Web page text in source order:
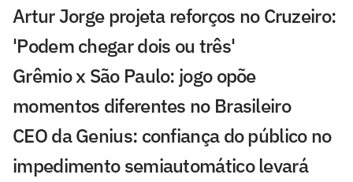
Artur Jorge projeta reforços no Cruzeiro:
'Podem chegar dois ou três'
Grêmio x São Paulo: jogo opõe
momentos diferentes no Brasileiro
CEO da Genius: confiança do público no
impedimento semiautomático levará